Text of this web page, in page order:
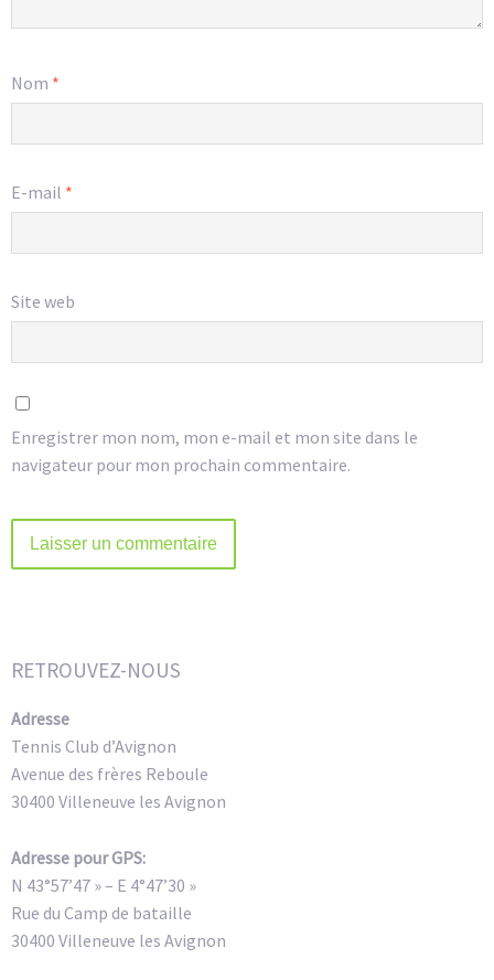
Nom *
E-mail *
Site web
Enregistrer mon nom, mon e-mail et mon site dans le
navigateur pour mon prochain commentaire.
RETROUVEZ-NOUS
Adresse
Tennis Club d’Avignon
Avenue des frères Reboule
30400 Villeneuve les Avignon
Adresse pour GPS:
N 43°57’47 » – E 4°47’30 »
Rue du Camp de bataille
30400 Villeneuve les Avignon